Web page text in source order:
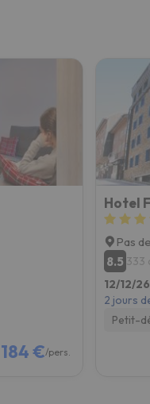
184 €/pers.
Hotel
Pas
8.5 333
12/12/
2 jours
Petit-